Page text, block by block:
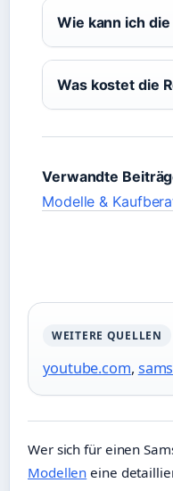
Wie kann ich
Was kostet die
Verwandte
Modelle &
WEITERE QUELLEN
youtube.com,
Wer sich für einen
Modellen eine